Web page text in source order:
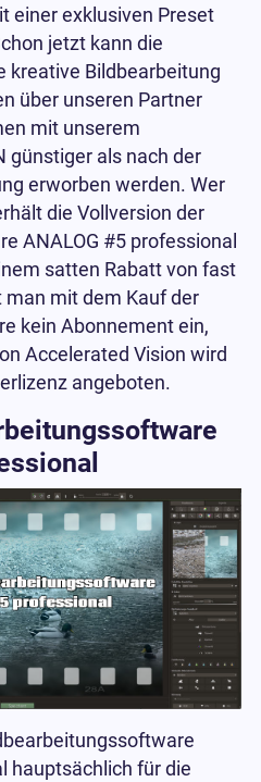
einer exklusiven Preset
jetzt kann die
kreative Bildbearbeitung
über unseren Partner
mit unserem
günstiger als nach der
erworben werden. Wer
die Vollversion der
ANALOG #5 professional
satten Rabatt von fast
mit dem Kauf der
kein Abonnement ein,
Accelerated Vision wird
angeboten.
hauptsächlich für die